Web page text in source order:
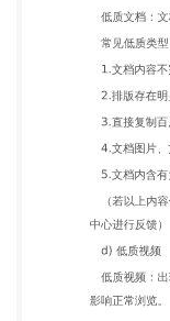
回答您所遇到的
馈） e) 文档&视
介：简明扼要介
常见错误： 1.标
介应能概括文档
笼统，或与内容
不得含有推广（
码等。 3.答案类
目，不能笼统概